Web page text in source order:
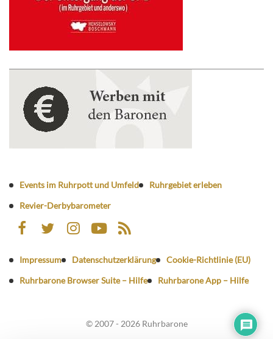
Events im Ruhrpott und Umfeld
Ruhrgebiet erleben
Revier-Derbybarometer
Impressum Datenschutzerklärung
Cookie-Richtlinie (EU)
Ruhrbarone Browser Suite – Hilfe
Ruhrbarone App – Hilfe
© 2007 - 2026 Ruhrbarone